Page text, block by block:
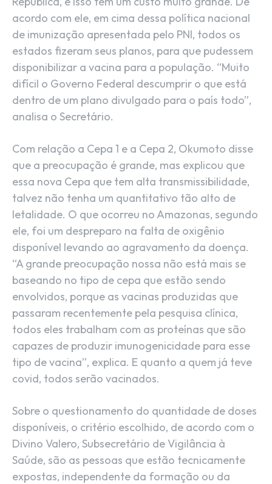
acordo com ele, em cima dessa política nacional
de imunização apresentada pelo PNI, todos os
estados fizeram seus planos, para que pudessem
disponibilizar a vacina para a população. “Muito
difícil o Governo Federal descumprir o que está
dentro de um plano divulgado para o país todo”,
analisa o Secretário.
Com relação a Cepa 1 e a Cepa 2, Okumoto disse
que a preocupação é grande, mas explicou que
essa nova Cepa que tem alta transmissibilidade,
talvez não tenha um quantitativo tão alto de
letalidade. O que ocorreu no Amazonas, segundo
ele, foi um despreparo na falta de oxigênio
disponível levando ao agravamento da doença.
“A grande preocupação nossa não está mais se
baseando no tipo de cepa que estão sendo
envolvidos, porque as vacinas produzidas que
passaram recentemente pela pesquisa clínica,
todos eles trabalham com as proteínas que são
capazes de produzir imunogenicidade para esse
tipo de vacina”, explica. E quanto a quem já teve
covid, todos serão vacinados.
Sobre o questionamento do quantidade de doses
disponíveis, o critério escolhido, de acordo com o
Divino Valero, Subsecretário de Vigilância à
Saúde, são as pessoas que estão tecnicamente
expostas, independente da formação ou da